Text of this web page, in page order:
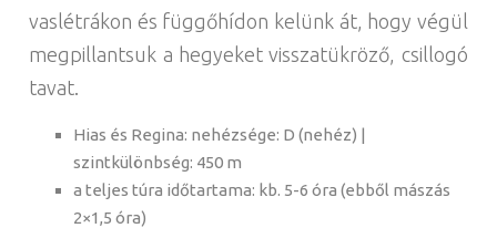
vaslétrákon és függőhídon kelünk át, hogy végül
megpillantsuk a hegyeket visszatükröző, csillogó
tavat.
Hias és Regina: nehézsége: D (nehéz) |
szintkülönbség: 450 m
a teljes túra időtartama: kb. 5-6 óra (ebből mászás
2×1,5 óra)